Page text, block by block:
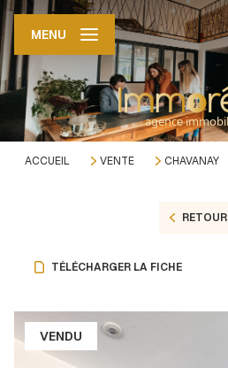
MENU
ACCUEIL VENTE CHAVANAY
RETOUR
TÉLÉCHARGER LA FICHE
VENDU